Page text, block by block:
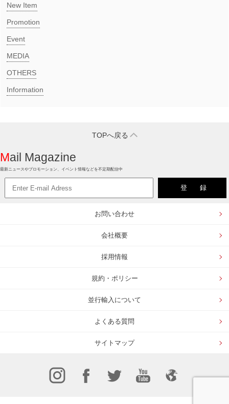
New Item​
Promotion
Event
MEDIA​
OTHERS
Information
TOPへ戻る
Mail Magazine
最新ニュースやプロモーション、イベント情報などを不定期配信中
お問い合わせ
会社概要
採用情報
規約・ポリシー
並行輸入について
よくある質問
サイトマップ